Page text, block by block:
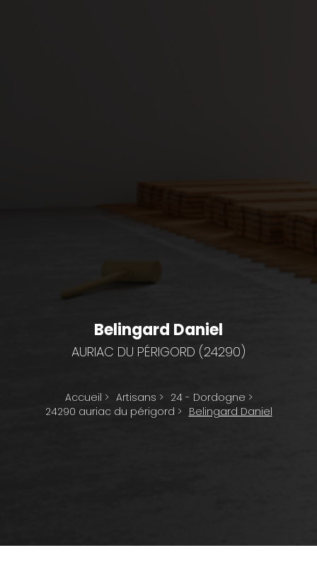
Belingard Daniel
AURIAC DU PÉRIGORD (24290)
Accueil > Artisans > 24 - Dordogne >
24290 auriac du périgord > Belingard Daniel